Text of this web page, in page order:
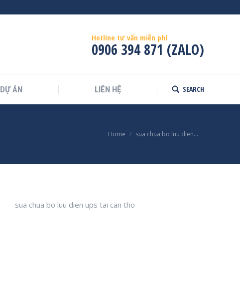
Hotline tư vấn miễn phí
0906 394 871 (ZALO)
DỰ ÁN LIÊN HỆ Search:
SEARCH
Home sua chua bo luu dien…
sua chua bo luu dien ups tai can tho